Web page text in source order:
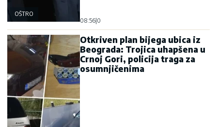
OŠTRO
08:56 0
Otkriven plan bijega ubica iz
Beograda: Trojica uhapšena u
Crnoj Gori, policija traga za
osumnjičenima